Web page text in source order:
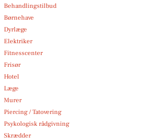
Behandlingstilbud
Børnehave
Dyrlæge
Elektriker
Fitnesscenter
Frisør
Hotel
Læge
Murer
Piercing / Tatovering
Psykologisk rådgivning
Skrædder